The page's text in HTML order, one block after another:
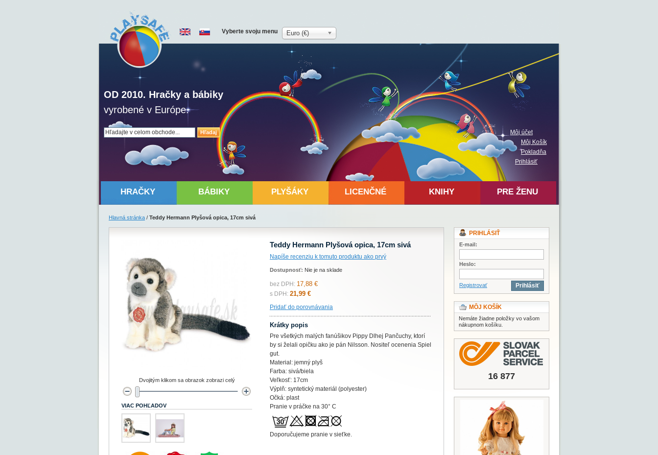
Hľadaj
OD 2010. Hračky a bábiky
vyrobené v Európe.
Môj účet
Môj Košík
Pokladňa
Prihlásiť
Vyberte svoju menu Euro (€)
HRAČKY BÁBIKY PLYŠÁKY LICENČNÉ KNIHY PRE ŽENU
Hlavná stránka / Teddy Hermann Plyšová opica, 17cm sivá
Teddy Hermann Plyšová opica, 17cm sivá
Napíše recenziu k tomuto produktu ako prvý
Dostupnosť: Nie je na sklade
bez DPH: 17,88 €
s DPH: 21,99 €
Pridať do porovnávania
Krátky popis
Pre všetkých malých fanúšikov Pippy Dlhej Pančuchy, ktorí
by si želali opičku ako je pán Nilsson. Nositeľ ocenenia Spiel
gut.
Material: jemný plyš
Farba: sivá/biela
Veľkosť: 17cm
Výplň: syntetický materiál (polyester)
Očká: plast
Pranie v práčke na 30° C
Doporučujeme pranie v sieťke.
Dvojitým klikom sa obrazok zobrazi celý
VIAC POHĽADOV
PRIHLÁSIŤ
E-mail:
Heslo:
Registrovať Prihlásiť
MÔJ KOŠÍK
Nemáte žiadne položky vo vašom
nákupnom košíku.
16 877